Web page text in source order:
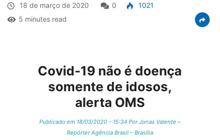
18 de março de 2020 0
1021
5 minutes read
Covid-19 não é doença
somente de idosos,
alerta OMS
Publicado em 18/03/2020 – 15:34 Por Jonas Valente –
Repórter Agência Brasil – Brasília